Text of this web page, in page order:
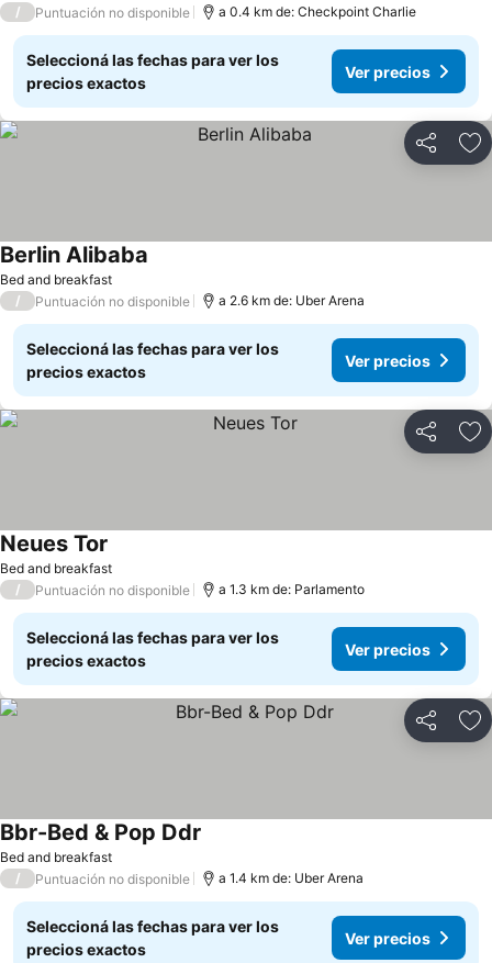
/ Puntuación no disponible a 0.4 km de: Checkpoint Charlie
Seleccioná las fechas para ver los
precios exactos
Ver precios
Compartir
Bed and breakfast
Berlin Alibaba
/ Puntuación no disponible a 2.6 km de: Uber Arena
Seleccioná las fechas para ver los
precios exactos
Ver precios
Compartir
Bed and breakfast
Neues Tor
/ Puntuación no disponible a 1.3 km de: Parlamento
Seleccioná las fechas para ver los
precios exactos
Ver precios
Compartir
Bed and breakfast
Bbr-Bed & Pop Ddr
/ Puntuación no disponible a 1.4 km de: Uber Arena
Seleccioná las fechas para ver los
precios exactos
Ver precios